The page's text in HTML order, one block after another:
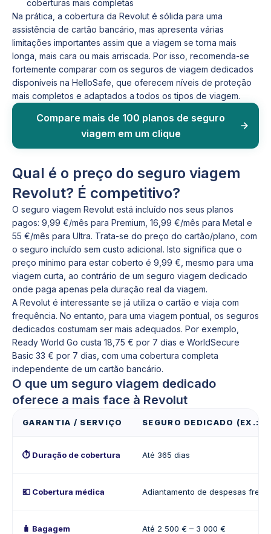
coberturas mais completas
Na prática, a cobertura da Revolut é sólida para uma
assistência de cartão bancário, mas apresenta várias
limitações importantes assim que a viagem se torna mais
longa, mais cara ou mais arriscada. Por isso, recomenda-se
fortemente comparar com os seguros de viagem dedicados
disponíveis na HelloSafe, que oferecem níveis de proteção
mais completos e adaptados a todos os tipos de viagem.
Compare mais de 100 planos de seguro
viagem em um clique
Qual é o preço do seguro viagem
Revolut? É competitivo?
O seguro viagem Revolut está incluído nos seus planos
pagos: 9,99 €/mês para Premium, 16,99 €/mês para Metal e
55 €/mês para Ultra. Trata-se do preço do cartão/plano, com
o seguro incluído sem custo adicional. Isto significa que o
preço mínimo para estar coberto é 9,99 €, mesmo para uma
viagem curta, ao contrário de um seguro viagem dedicado
onde paga apenas pela duração real da viagem.
A Revolut é interessante se já utiliza o cartão e viaja com
frequência. No entanto, para uma viagem pontual, os seguros
dedicados costumam ser mais adequados. Por exemplo,
Ready World Go custa 18,75 € por 7 dias e WorldSecure
Basic 33 € por 7 dias, com uma cobertura completa
independente de um cartão bancário.
O que um seguro viagem dedicado
oferece a mais face à Revolut
GARANTIA / SERVIÇO SEGURO DEDICADO (EX.:
⏱️ Duração de cobertura Até 365 dias
💶 Cobertura médica Adiantamento de despesas
🧳 Bagagem Até 2 500 € – 3 000 €